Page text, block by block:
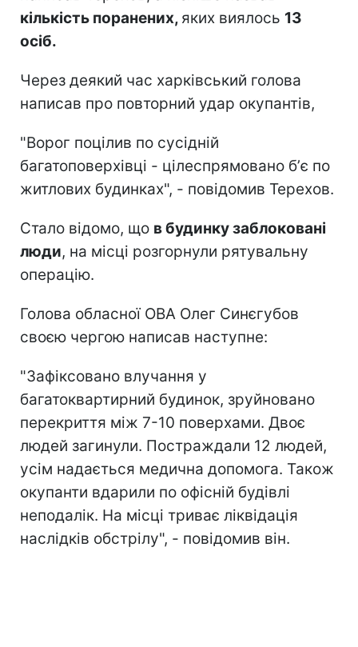
кількість поранених, яких виялось 13
осіб.
Через деякий час харківський голова
написав про повторний удар окупантів,
"Ворог поцілив по сусідній
багатоповерхівці - цілеспрямовано бʼє по
житлових будинках", - повідомив Терехов.
Стало відомо, що в будинку заблоковані
люди, на місці розгорнули рятувальну
операцію.
Голова обласної ОВА Олег Синєгубов
своєю чергою написав наступне:
"Зафіксовано влучання у
багатоквартирний будинок, зруйновано
перекриття між 7-10 поверхами. Двоє
людей загинули. Постраждали 12 людей,
усім надається медична допомога. Також
окупанти вдарили по офісній будівлі
неподалік. На місці триває ліквідація
наслідків обстрілу", - повідомив він.